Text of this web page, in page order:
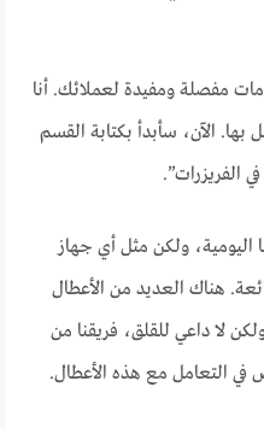
مفصلة ومفيدة لعملائك. أنا
الآن، سأبدأ بكتابة القسم
الفريزرات”.
اليومية، ولكن مثل أي جهاز
هناك العديد من الأعطال
لا داعي للقلق، فريقنا من
في التعامل مع هذه الأعطال.